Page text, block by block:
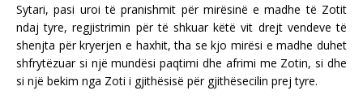
Sytari, pasi uroi të pranishmit për mirësinë e madhe të Zotit
ndaj tyre, regjistrimin për të shkuar këtë vit drejt vendeve të
shenjta për kryerjen e haxhit, tha se kjo mirësi e madhe duhet
shfrytëzuar si një mundësi paqtimi dhe afrimi me Zotin, si dhe
si një bekim nga Zoti i gjithësisë për gjithësecilin prej tyre.